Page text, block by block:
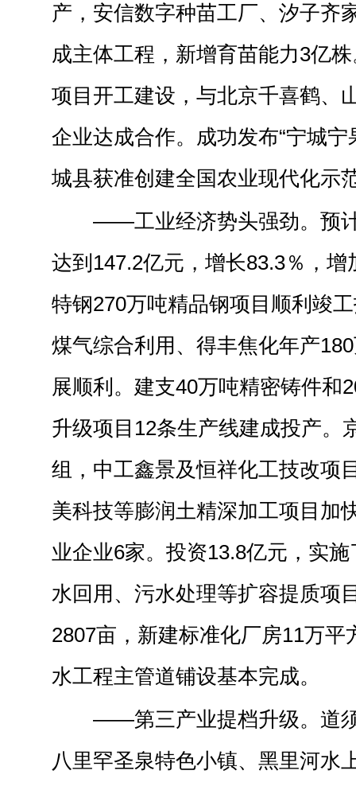
产，安信数字种苗工厂、汐子齐
成主体工程，新增育苗能力3亿
项目开工建设，与北京千喜鹤、
企业达成合作。成功发布“宁城宁
城县获准创建全国农业现代化示
——工业经济势头强劲。预
达到147.2亿元，增长83.3％，
特钢270万吨精品钢项目顺利竣
煤气综合利用、得丰焦化年产
展顺利。建支40万吨精密铸件和
升级项目12条生产线建成投产。
组，中工鑫景及恒祥化工技改项
美科技等膨润土精深加工项目加
业企业6家。投资13.8亿元，实
水回用、污水处理等扩容提质项
2807亩，新建标准化厂房11万平
水工程主管道铺设基本完成。
——第三产业提档升级。道
八里罕圣泉特色小镇、黑里河水